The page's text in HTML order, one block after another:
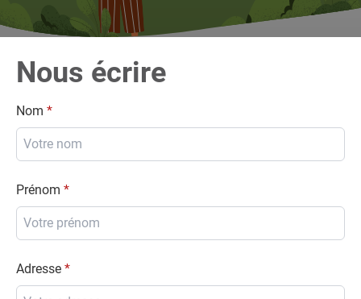
Nous écrire
Nom
Prénom
Adresse